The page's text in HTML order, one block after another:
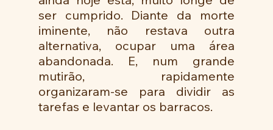
ser cumprido. Diante da morte
iminente, não restava outra
alternativa, ocupar uma área
abandonada. E, num grande
mutirão, rapidamente
organizaram-se para dividir as
tarefas e levantar os barracos.